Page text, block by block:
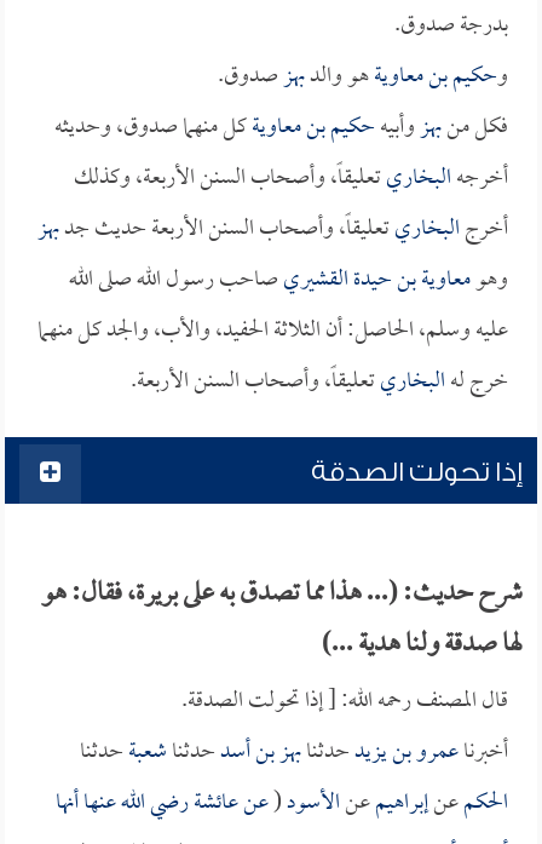
بدرجة صدوق.
وحكيم بن معاويةهو والدبهزصدوق.
فكل منبهزوأبيهحكيم بن معاويةكل منهما صدوق، وحديثه
أخرجهالبخاريتعليقاً، وأصحاب السنن الأربعة، وكذلك
أخرجالبخاريتعليقاً، وأصحاب السنن الأربعة حديث جدبهز
وهومعاوية بن حيدة القشيريصاحب رسول الله صلى الله
عليه وسلم، الحاصل: أن الثلاثة الحفيد، والأب، والجد كل منهما
خرج لهالبخاريتعليقاً، وأصحاب السنن الأربعة.
إذا تحولت الصدقة
شرح حديث: (... هذا مما تصدق به على بريرة، فقال: هو
لها صدقة ولنا هدية ...)
قال المصنف رحمه الله: [ إذا تحولت الصدقة.
أخبرناعمرو بن يزيدحدثنابهز بن أسدحدثناشعبةحدثنا
الحكمعنإبراهيمعنالأسود(عنعائشةرضي الله عنها أنها